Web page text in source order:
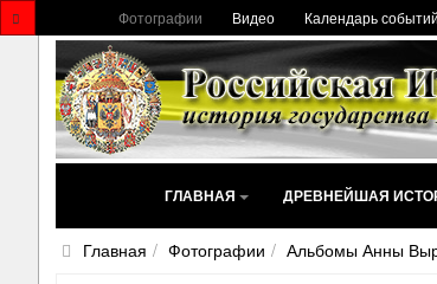
Фотографии Видео Календарь событий
ГЛАВНАЯ ДРЕВНЕЙШАЯ
Главная Фотографии Альбомы Анны